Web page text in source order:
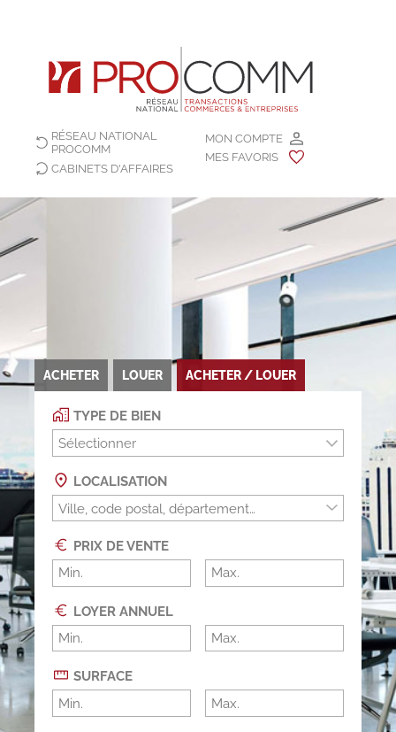
MON COMPTE
MES FAVORIS
RÉSEAU NATIONAL
PROCOMM
CABINETS D'AFFAIRES
ACHETER LOUER ACHETER / LOUER
TYPE DE BIEN
Sélectionner
LOCALISATION
PRIX DE VENTE
LOYER ANNUEL
SURFACE